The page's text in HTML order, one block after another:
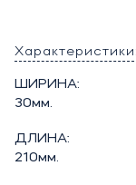
Характеристики:
ШИРИНА:
30мм.
ДЛИНА:
210мм.